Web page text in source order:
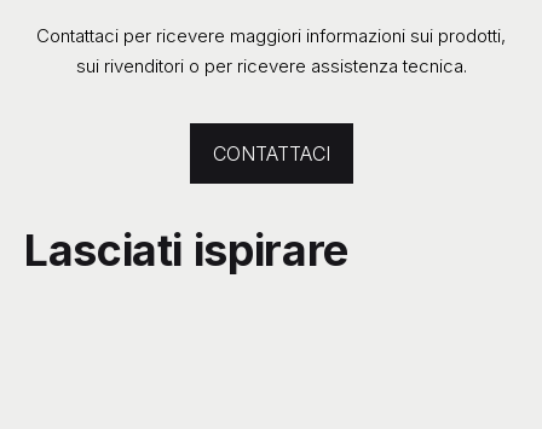
Contattaci per ricevere maggiori informazioni sui prodotti,
sui rivenditori o per ricevere assistenza tecnica.
CONTATTACI
Lasciati ispirare